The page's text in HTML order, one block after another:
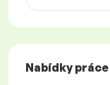
Nabídky práce